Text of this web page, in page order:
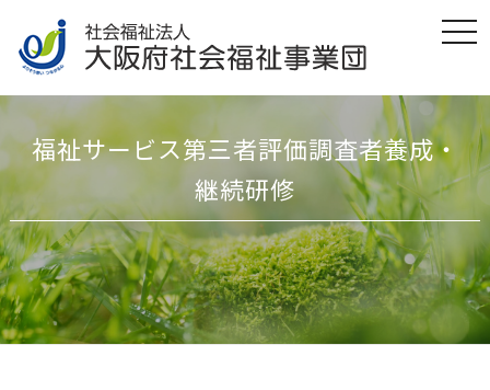
t
o
l
i
t
o
n
福祉サービス第三者評価調査者養成・
継続研修